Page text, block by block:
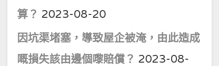
算？ 2023-08-20
因坑渠堵塞，導致屋企被淹，由此造成
嘅損失該由邊個嚟賠償？ 2023-08-